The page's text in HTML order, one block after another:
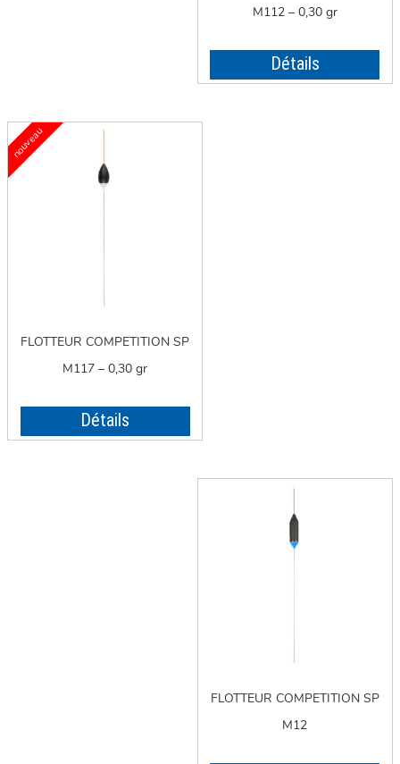
M112 – 0,30 gr
Détails
FLOTTEUR COMPETITION SP
M117 – 0,30 gr
Détails
FLOTTEUR COMPETITION SP
M12